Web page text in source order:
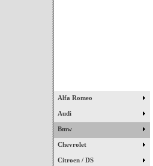
Alfa Romeo
Audi
Bmw
Chevrolet
Citroen / DS